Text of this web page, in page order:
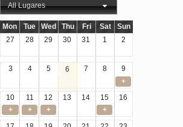
All Lugares
Mon Tue Wed Thu Fri Sat
Sun
27
28 29 30 31 1 2
3 4 5 6 7 8
9
+
10
11 12 13 14 15
16
+
+ +
+